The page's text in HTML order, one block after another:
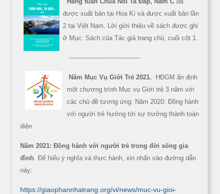
được xuất bản tại Hoa Kì và được xuất bản lần
2 tại Việt Nam. Lời giới thiệu về sách được ghi
ở Mục: Sách của Tác giả trang chủ, cuối cột 1.
------------------------------------
Năm Mục Vụ Giới Trẻ 2021.
HĐGM ấn định
một chương trình Mục vụ Giới trẻ 3 năm với
các chủ đề tương ứng: Năm 2020: Đồng hành
với người trẻ hướng tới sự trưởng thành toàn
diện.
Năm 2021: Đồng hành với người trẻ trong đời sống gia
đình. Để hiểu ý nghĩa và thực hành, xin nhấn vào đường dẫn
này:
https://giaophannhatrang.org/vi/news/muc-vu-gioi-